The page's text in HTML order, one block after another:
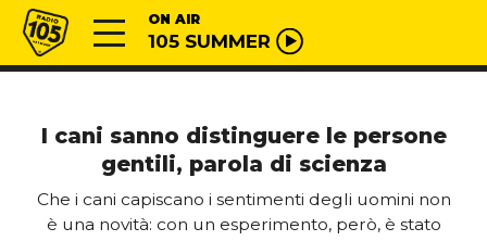
Vai al contenuto
Radio 105 ON AIR
105 SUMMER
I cani sanno distinguere le persone
gentili, parola di scienza
Che i cani capiscano i sentimenti degli uomini non
è una novità: con un esperimento, però, è stato